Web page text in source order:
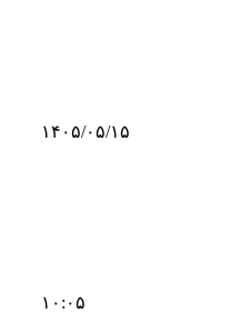
۱۴۰۵/۰۵/۱۵
۱۰:۰۵